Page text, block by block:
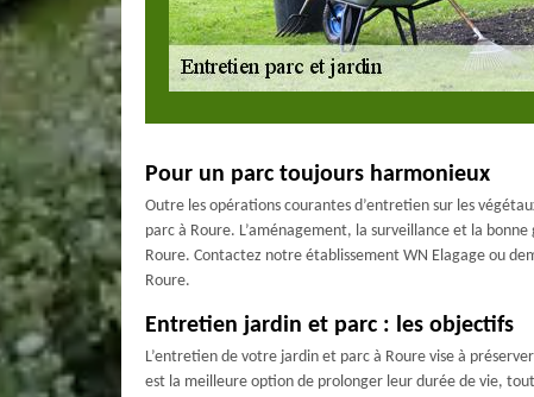
Pour un parc toujours harmonieux
Outre les opérations courantes d’entretien sur les
parc à Roure. L’aménagement, la surveillance et la
Roure. Contactez notre établissement WN Elagage ou
Roure.
Entretien jardin et parc : les objectifs
L’entretien de votre jardin et parc à Roure vise à
est la meilleure option de prolonger leur durée de vie,